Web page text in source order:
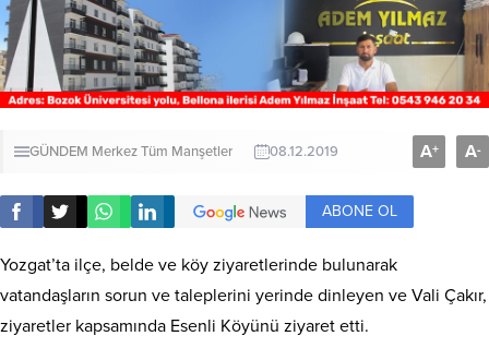
GÜNDEM MerkezTüm Manşetler 08.12.2019 A+ A-
ABONE OL
Yozgat’ta ilçe, belde ve köy ziyaretlerinde bulunarak
vatandaşların sorun ve taleplerini yerinde dinleyen ve Vali Çakır,
ziyaretler kapsamında Esenli Köyünü ziyaret etti.